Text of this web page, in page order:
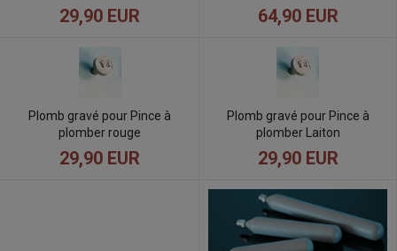
29,90 EUR 64,90 EUR
Plomb gravé pour Pince à
plomber rouge
29,90 EUR
Plomb gravé pour Pince à
plomber Laiton
29,90 EUR